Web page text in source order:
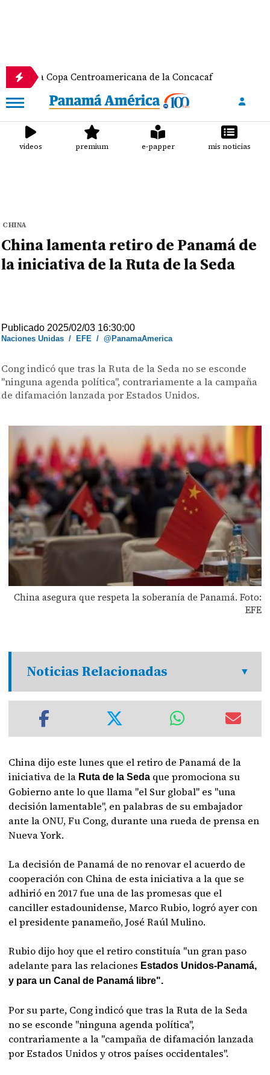
Centroamericana de la Concacaf
videos premium e-papper mis noticias
CHINA
China lamenta retiro de Panamá de
la iniciativa de la Ruta de la Seda
Publicado 2025/02/03 16:30:00
Naciones Unidas / EFE /@PanamaAmerica
Cong indicó que tras la Ruta de la Seda no se esconde
"ninguna agenda política", contrariamente a la campaña
de difamación lanzada por Estados Unidos.
China asegura que respeta la soberanía de Panamá. Foto:
EFE
Noticias Relacionadas
China dijo este lunes que el retiro de Panamá de la
iniciativa de la Ruta de la Seda que promociona su
Gobierno ante lo que llama "el Sur global" es "una
decisión lamentable", en palabras de su embajador
ante la ONU, Fu Cong, durante una rueda de prensa en
Nueva York.
La decisión de Panamá de no renovar el acuerdo de
cooperación con China de esta iniciativa a la que se
adhirió en 2017 fue una de las promesas que el
canciller estadounidense, Marco Rubio, logró ayer con
el presidente panameño, José Raúl Mulino.
Rubio dijo hoy que el retiro constituía "un gran paso
adelante para las relaciones Estados Unidos-Panamá,
y para un Canal de Panamá libre".
Por su parte, Cong indicó que tras la Ruta de la Seda
no se esconde "ninguna agenda política",
contrariamente a la "campaña de difamación lanzada
por Estados Unidos y otros países occidentales".